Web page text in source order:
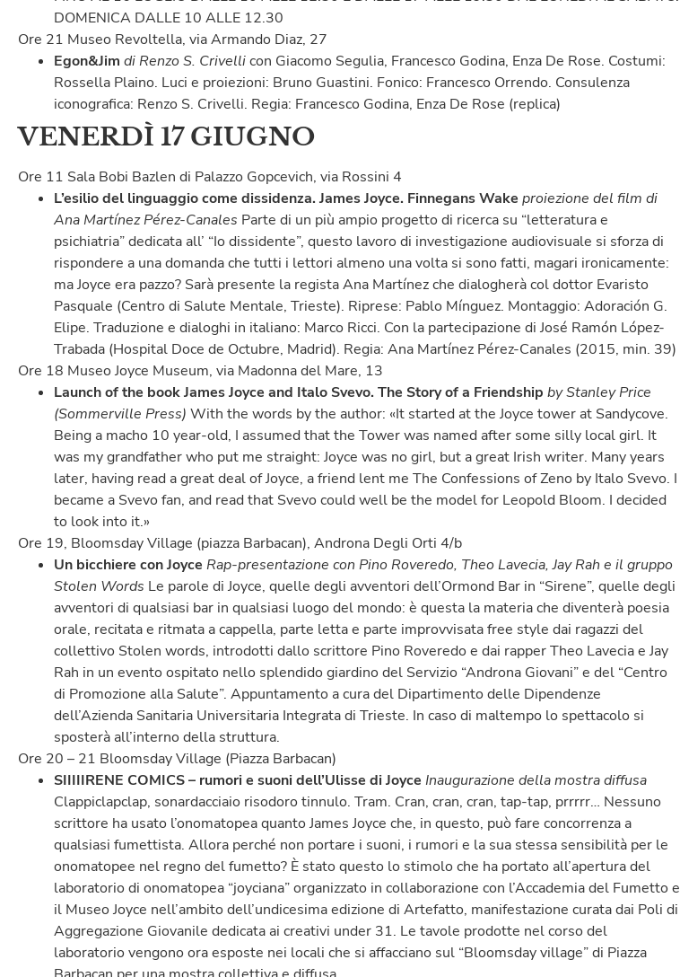
DOMENICA DALLE 10 ALLE 12.30
Ore 21 Museo Revoltella, via Armando Diaz, 27
Egon&Jim di Renzo S. Crivellicon Giacomo Segulia, Francesco Godina, Enza De Rose. Costumi:
Rossella Plaino. Luci e proiezioni: Bruno Guastini. Fonico: Francesco Orrendo. Consulenza
iconografica: Renzo S. Crivelli. Regia: Francesco Godina, Enza De Rose (replica)
VENERDÌ 17 GIUGNO
Ore 11 Sala Bobi Bazlen di Palazzo Gopcevich, via Rossini 4
L’esilio del linguaggio come dissidenza. James Joyce. Finnegans Wake proiezione del film di
Ana Martínez Pérez-Canales Parte di un più ampio progetto di ricerca su “letteratura e
psichiatria” dedicata all’ “Io dissidente”, questo lavoro di investigazione audiovisuale si sforza di
rispondere a una domanda che tutti i lettori almeno una volta si sono fatti, magari ironicamente:
ma Joyce era pazzo? Sarà presente la regista Ana Martínez che dialogherà col dottor Evaristo
Pasquale (Centro di Salute Mentale, Trieste). Riprese: Pablo Mínguez. Montaggio: Adoración G.
Elipe. Traduzione e dialoghi in italiano: Marco Ricci. Con la partecipazione di José Ramón López-
Trabada (Hospital Doce de Octubre, Madrid). Regia: Ana Martínez Pérez-Canales (2015, min. 39)
Ore 18 Museo Joyce Museum, via Madonna del Mare, 13
Launch of the book James Joyce and Italo Svevo. The Story of a Friendship by Stanley Price
(Sommerville Press) With the words by the author: «It started at the Joyce tower at Sandycove.
Being a macho 10 year-old, I assumed that the Tower was named after some silly local girl. It
was my grandfather who put me straight: Joyce was no girl, but a great Irish writer. Many years
later, having read a great deal of Joyce, a friend lent me The Confessions of Zeno by Italo Svevo. I
became a Svevo fan, and read that Svevo could well be the model for Leopold Bloom. I decided
to look into it.»
Ore 19, Bloomsday Village (piazza Barbacan), Androna Degli Orti 4/b
Un bicchiere con Joyce Rap-presentazione con Pino Roveredo, Theo Lavecia, Jay Rah e il gruppo
Stolen Words Le parole di Joyce, quelle degli avventori dell’Ormond Bar in “Sirene”, quelle degli
avventori di qualsiasi bar in qualsiasi luogo del mondo: è questa la materia che diventerà poesia
orale, recitata e ritmata a cappella, parte letta e parte improvvisata free style dai ragazzi del
collettivo Stolen words, introdotti dallo scrittore Pino Roveredo e dai rapper Theo Lavecia e Jay
Rah in un evento ospitato nello splendido giardino del Servizio “Androna Giovani” e del “Centro
di Promozione alla Salute”. Appuntamento a cura del Dipartimento delle Dipendenze
dell’Azienda Sanitaria Universitaria Integrata di Trieste. In caso di maltempo lo spettacolo si
sposterà all’interno della struttura.
Ore 20 – 21 Bloomsday Village (Piazza Barbacan)
SIIIIIRENE COMICS – rumori e suoni dell’Ulisse di Joyce Inaugurazione della mostra diffusa
Clappiclapclap, sonardacciaio risodoro tinnulo. Tram. Cran, cran, cran, tap-tap, prrrrr… Nessuno
scrittore ha usato l’onomatopea quanto James Joyce che, in questo, può fare concorrenza a
qualsiasi fumettista. Allora perché non portare i suoni, i rumori e la sua stessa sensibilità per le
onomatopee nel regno del fumetto? È stato questo lo stimolo che ha portato all’apertura del
laboratorio di onomatopea “joyciana” organizzato in collaborazione con l’Accademia del Fumetto e
il Museo Joyce nell’ambito dell’undicesima edizione di Artefatto, manifestazione curata dai Poli di
Aggregazione Giovanile dedicata ai creativi under 31. Le tavole prodotte nel corso del
laboratorio vengono ora esposte nei locali che si affacciano sul “Bloomsday village” di Piazza